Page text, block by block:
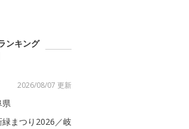
ンキング
2026/08/07 更新
まつり2026／岐